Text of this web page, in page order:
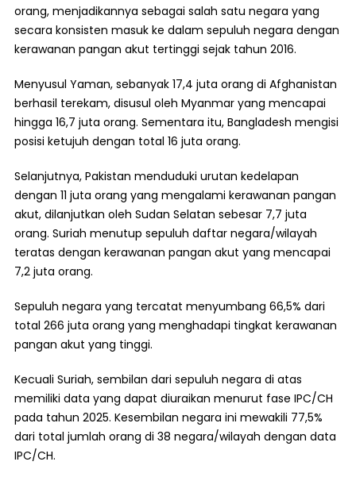
orang, menjadikannya sebagai salah satu negara yang
secara konsisten masuk ke dalam sepuluh negara dengan
kerawanan pangan akut tertinggi sejak tahun 2016.
Menyusul Yaman, sebanyak 17,4 juta orang di Afghanistan
berhasil terekam, disusul oleh Myanmar yang mencapai
hingga 16,7 juta orang. Sementara itu, Bangladesh mengisi
posisi ketujuh dengan total 16 juta orang.
Selanjutnya, Pakistan menduduki urutan kedelapan
dengan 11 juta orang yang mengalami kerawanan pangan
akut, dilanjutkan oleh Sudan Selatan sebesar 7,7 juta
orang. Suriah menutup sepuluh daftar negara/wilayah
teratas dengan kerawanan pangan akut yang mencapai
7,2 juta orang.
Sepuluh negara yang tercatat menyumbang 66,5% dari
total 266 juta orang yang menghadapi tingkat kerawanan
pangan akut yang tinggi.
Kecuali Suriah, sembilan dari sepuluh negara di atas
memiliki data yang dapat diuraikan menurut fase IPC/CH
pada tahun 2025. Kesembilan negara ini mewakili 77,5%
dari total jumlah orang di 38 negara/wilayah dengan data
IPC/CH.